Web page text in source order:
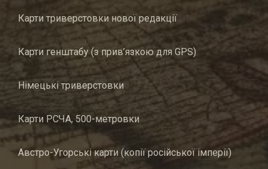
Карти триверстовки нової редакції
Карти генштабу (з прив’язкою для GPS)
Німецькі триверстовки
Карти РСЧА, 500-метровки
Австро-Угорські карти (копії російської імперії)